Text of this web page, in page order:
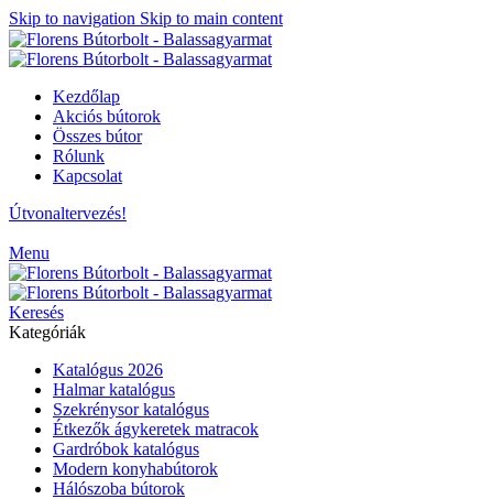
Skip to navigation Skip to main content
Kezdőlap
Akciós bútorok
Összes bútor
Rólunk
Kapcsolat
Útvonaltervezés!
Menu
Keresés
Kategóriák
Katalógus 2026
Halmar katalógus
Szekrénysor katalógus
Étkezők ágykeretek matracok
Gardróbok katalógus
Modern konyhabútorok
Hálószoba bútorok